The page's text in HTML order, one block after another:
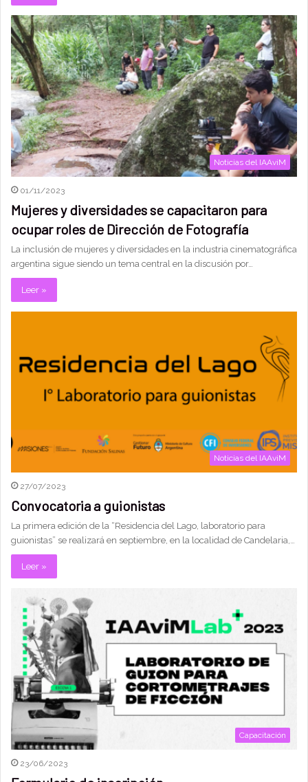
Noticias del IAAviM
01/11/2023
Mujeres y diversidades se capacitaron para
ocupar roles de Dirección de Fotografía
La inclusión de mujeres y diversidades en la industria cinematográfica
argentina sigue siendo un tema central en la discusión por…
Leer »
Noticias del IAAviM
27/07/2023
Convocatoria a guionistas
La primera edición de la “Residencia del Lago, laboratorio para
guionistas” se realizará en septiembre, en la localidad de Candelaria,…
Leer »
Capacitación
23/06/2023